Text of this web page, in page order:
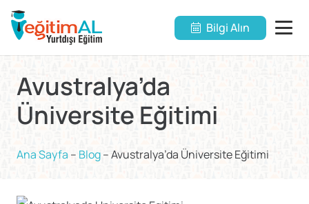
Bilgi Alın
Avustralya’da
Üniversite Eğitimi
Ana Sayfa – Blog–Avustralya’da Üniversite Eğitimi